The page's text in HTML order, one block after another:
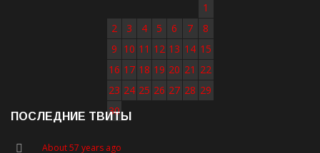
1
2
3 4 5 6 7
8
9 10 11 12 13 14 15
16 17 18 19 20 21 22
23 24 25 26 27 28 29
30
ПОСЛЕДНИЕ ТВИТЫ
About 57 years ago